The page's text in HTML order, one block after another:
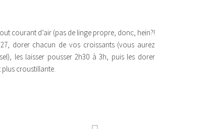
courant d’air (pas de linge propre, donc, hein?!
dorer chacun de vos croissants (vous aurez
les laisser pousser 2h30 à 3h, puis les dorer
croustillante.